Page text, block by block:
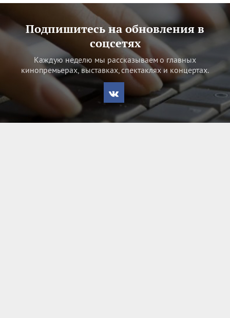
Подпишитесь на обновления в
соцсетях
Каждую неделю мы рассказываем о главных
кинопремьерах, выставках, спектаклях и концертах.